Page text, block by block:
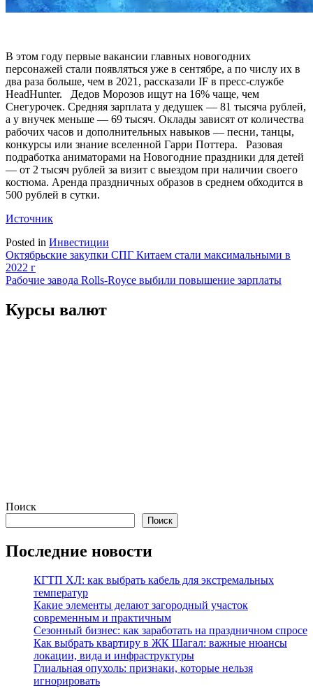
В этом году первые вакансии главных новогодних
персонажей стали появляться уже в сентябре, а по числу их в
два раза больше, чем в 2021, рассказали IF в пресс-службе
HeadHunter. Дедов Морозов ищут на 16% чаще, чем
Снегурочек. Средняя зарплата у дедушек — 81 тысяча рублей,
а у внучек меньше — 69 тысяч. Оклады зависят от количества
рабочих часов и дополнительных навыков — песни, танцы,
конкурсы или знание вселенной Гарри Поттера. Разовая
подработка аниматорами на Новогодние праздники для детей
— от 2 тысяч рублей за визит с выездом при наличии своего
костюма. Аренда праздничных образов в среднем обходится в
500 рублей в сутки.
Источник
Posted in Инвестиции
Навигация
по
Октябрьские закупки СПГ Китаем стали максимальными в
2022 г
Рабочие завода Rolls-Royce выбили повышение зарплаты
Курсы валют
Поиск
Поиск
Последние новости
КГТП ХЛ: как выбрать кабель для экстремальных
температур
Какие элементы делают загородный участок
современным и практичным
Сезонный бизнес: как заработать на праздничном спросе
Как выбрать квартиру в ЖК Шагал: важные нюансы
локации, вида и инфраструктуры
Глиальная опухоль: признаки, которые нельзя
игнорировать